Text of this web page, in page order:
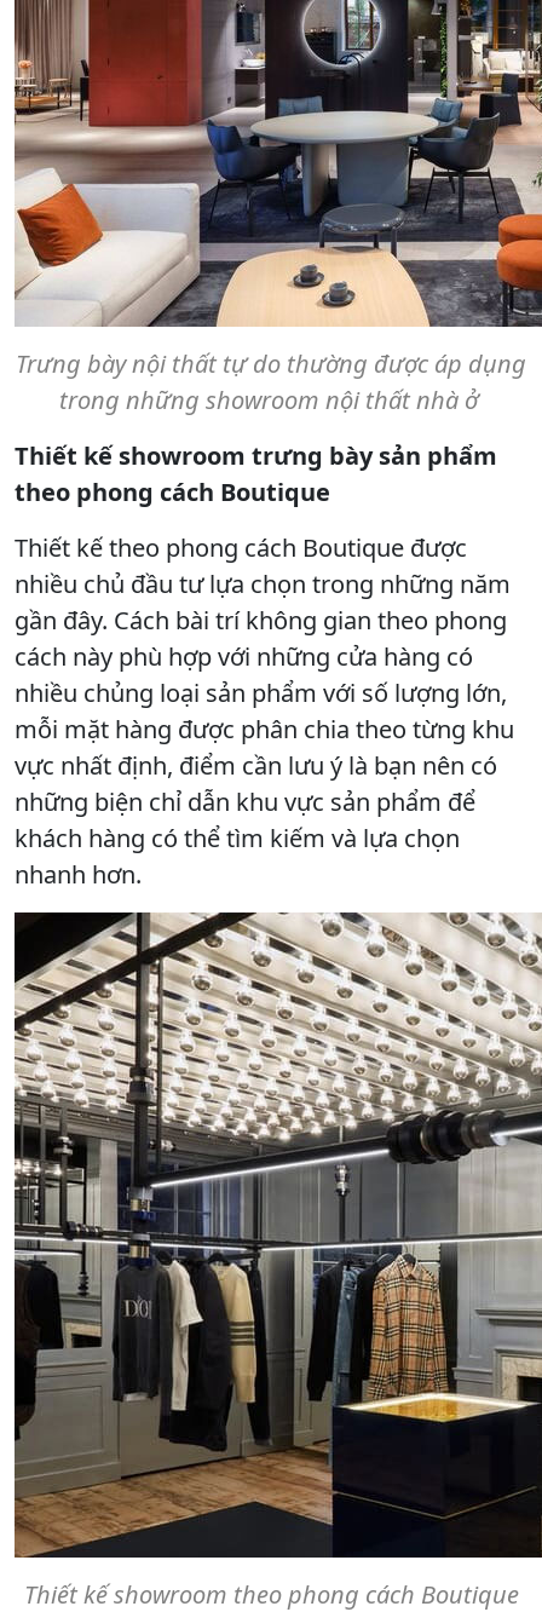
Trưng bày nội thất tự do thường được áp dụng
trong những showroom nội thất nhà ở
Thiết kế showroom trưng bày sản phẩm
theo phong cách Boutique
Thiết kế theo phong cách Boutique được
nhiều chủ đầu tư lựa chọn trong những năm
gần đây. Cách bài trí không gian theo phong
cách này phù hợp với những cửa hàng có
nhiều chủng loại sản phẩm với số lượng lớn,
mỗi mặt hàng được phân chia theo từng khu
vực nhất định, điểm cần lưu ý là bạn nên có
những biện chỉ dẫn khu vực sản phẩm để
khách hàng có thể tìm kiếm và lựa chọn
nhanh hơn.
Thiết kế showroom theo phong cách Boutique